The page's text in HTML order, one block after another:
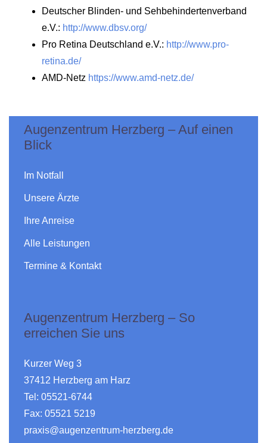
Deutscher Blinden- und Sehbehindertenverband
e.V.: http://www.dbsv.org/
Pro Retina Deutschland e.V.: http://www.pro-
retina.de/
AMD-Netz https://www.amd-netz.de/
Augenzentrum Herzberg – Auf einen
Blick
Im Notfall
Unsere Ärzte
Ihre Anreise
Alle Leistungen
Termine & Kontakt
Augenzentrum Herzberg – So
erreichen Sie uns
Kurzer Weg 3
37412 Herzberg am Harz
Tel: 05521-6744
Fax: 05521 5219
praxis@augenzentrum-herzberg.de